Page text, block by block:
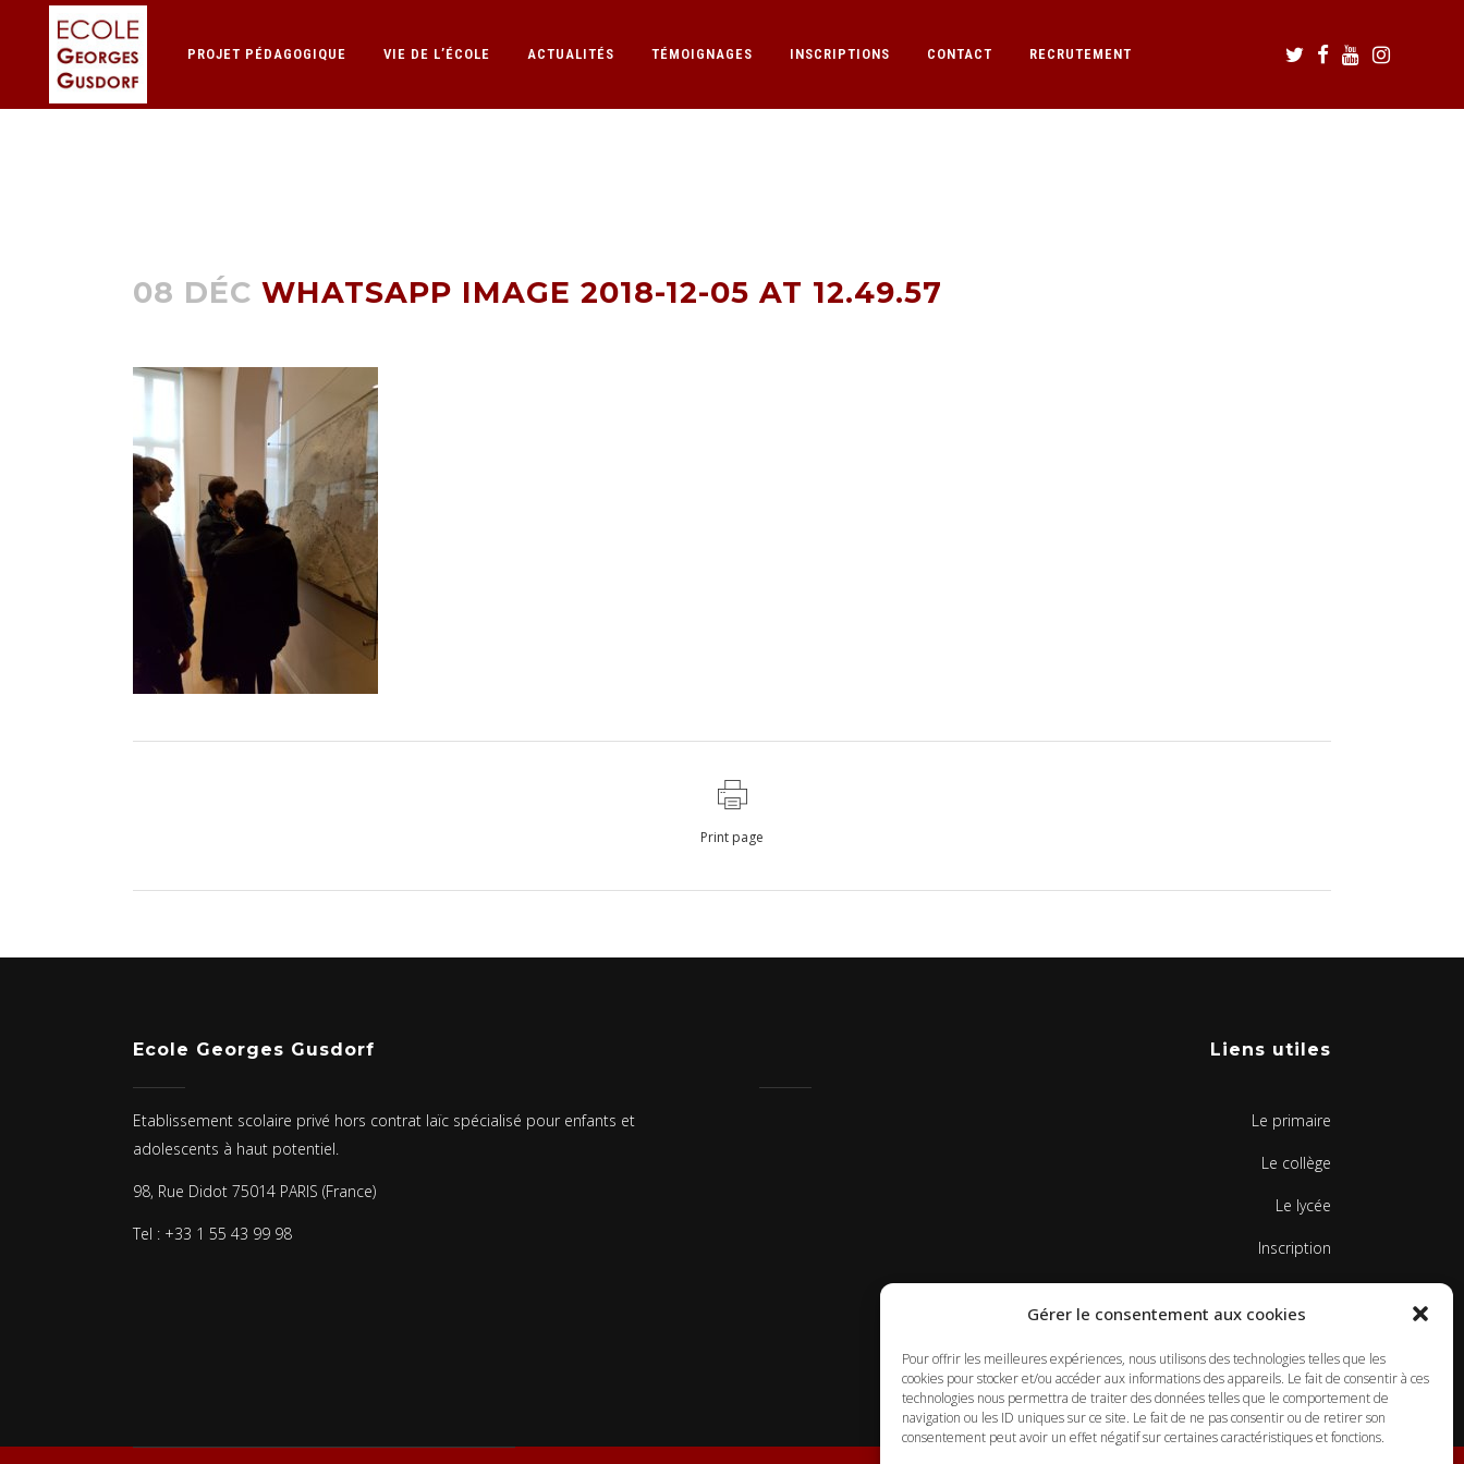
Gérer le consentement aux cookies
Pour offrir les meilleures expériences, nous utilisons des technologies telles que les
cookies pour stocker et/ou accéder aux informations des appareils. Le fait de consentir à ces
technologies nous permettra de traiter des données telles que le comportement de
navigation ou les ID uniques sur ce site. Le fait de ne pas consentir ou de retirer son
consentement peut avoir un effet négatif sur certaines caractéristiques et fonctions.
PROJET PÉDAGOGIQUE VIE DE L’ÉCOLE ACTUALITÉS TÉMOIGNAGES INSCRIPTIONS CONTACT RECRUTEMENT
08 DÉC WHATSAPP IMAGE 2018-12-05 AT 12.49.57
Print page
Ecole Georges Gusdorf
Etablissement scolaire privé hors contrat laïc spécialisé pour enfants et
adolescents à haut potentiel.
98, Rue Didot 75014 PARIS (France)
Tel : +33 1 55 43 99 98
Liens utiles
Le primaire
Le collège
Le lycée
Inscription
Contacts
Politique de cookies